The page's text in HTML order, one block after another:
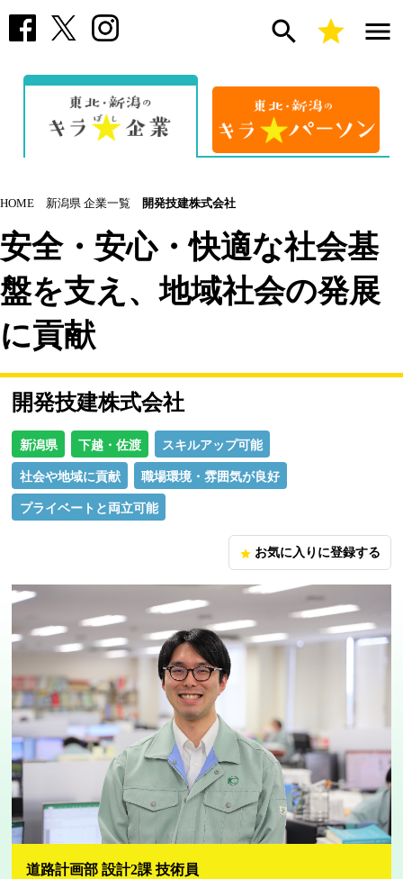
search star menu
HOME 新潟県 企業一覧 開発技建株式会社
安全・安心・快適な社会基
盤を支え、地域社会の発展
に貢献
開発技建株式会社
新潟県 下越・佐渡 スキルアップ可能
社会や地域に貢献 職場環境・雰囲気が良好
プライベートと両立可能
star お気に入りに登録する
道路計画部 設計2課 技術員